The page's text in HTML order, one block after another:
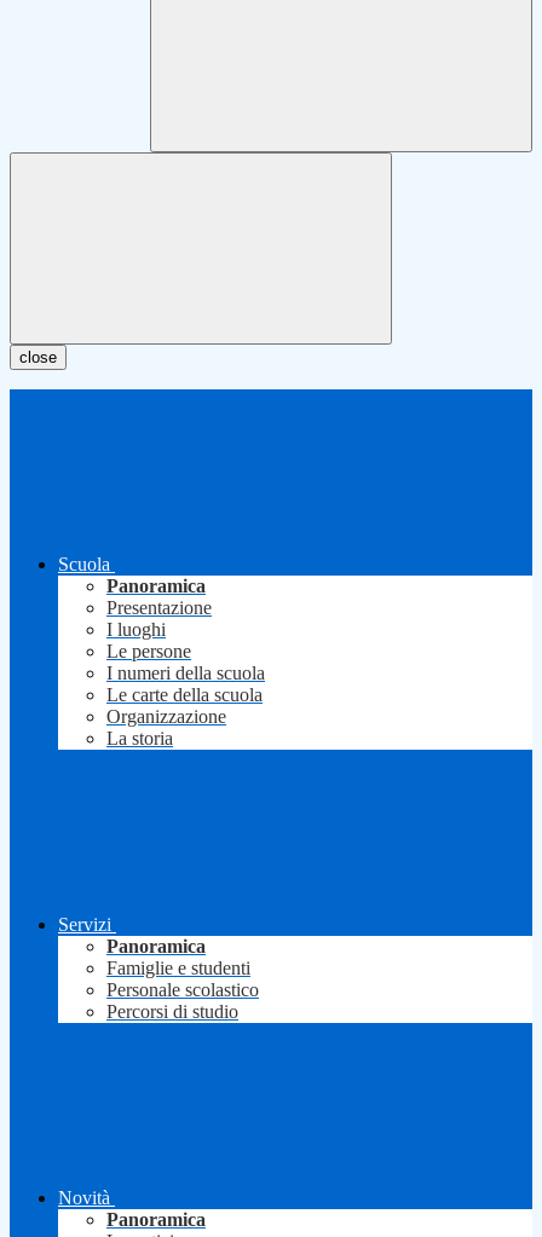
close
Scuola
Panoramica
Presentazione
I luoghi
Le persone
I numeri della scuola
Le carte della scuola
Organizzazione
La storia
Servizi
Panoramica
Famiglie e studenti
Personale scolastico
Percorsi di studio
Novità
Panoramica